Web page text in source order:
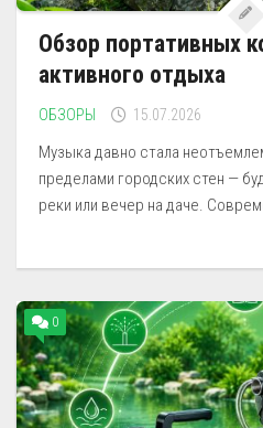
Обзор портативных
активного отдыха
ОБЗОРЫ 15.07.2026
Музыка давно стала
пределами городских стен —
реки или вечер на даче.
0